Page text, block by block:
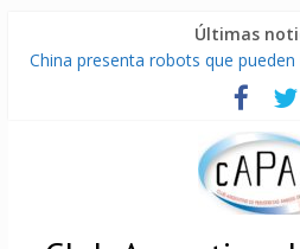
Últimas
China presenta robots que
Nuevas sanciones de EEUU contra
cooperación militar con Rusia y
Brutal represión contra los que
Distribuyen en Cuba Equipos
Argentina